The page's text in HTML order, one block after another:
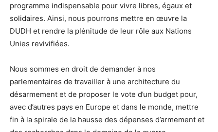
programme indispensable pour vivre libres, égaux et
solidaires. Ainsi, nous pourrons mettre en œuvre la
DUDH et rendre la plénitude de leur rôle aux Nations
Unies revivifiées.
Nous sommes en droit de demander à nos
parlementaires de travailler à une architecture du
désarmement et de proposer le vote d’un budget pour,
avec d’autres pays en Europe et dans le monde, mettre
fin à la spirale de la hausse des dépenses d’armement et